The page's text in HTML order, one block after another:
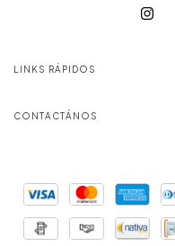
LINKS RÁPIDOS
CONTACTÁNOS